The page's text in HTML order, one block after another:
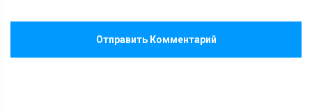
Отправить Комментарий